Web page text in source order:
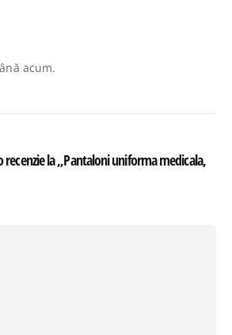
acum.
recenzie la „Pantaloni uniforma medicala,